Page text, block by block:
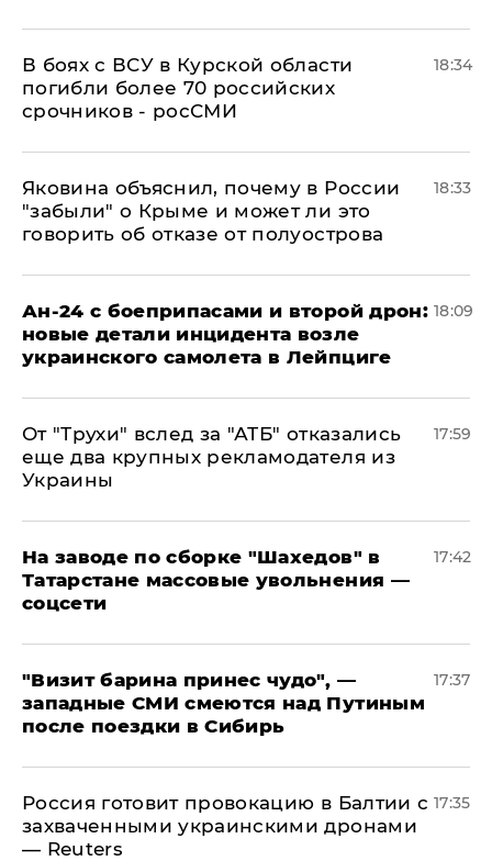
В боях с ВСУ в Курской области
погибли более 70 российских
срочников - росСМИ
18:34
Яковина объяснил, почему в России
"забыли" о Крыме и может ли это
говорить об отказе от полуострова
18:33
Ан-24 с боеприпасами и второй дрон:
новые детали инцидента возле
украинского самолета в Лейпциге
18:09
От "Трухи" вслед за "АТБ" отказались
еще два крупных рекламодателя из
Украины
17:59
На заводе по сборке "Шахедов" в
Татарстане массовые увольнения —
соцсети
17:42
"Визит барина принес чудо", —
западные СМИ смеются над Путиным
после поездки в Сибирь
17:37
​Россия готовит провокацию в Балтии с
захваченными украинскими дронами
— Reuters
17:35